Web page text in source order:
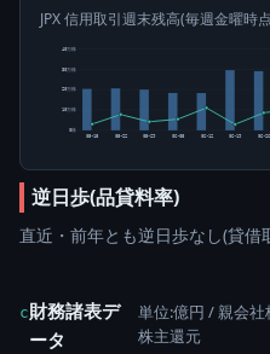
JPX 信用取引週末残高(毎週金曜時
0株
10万株
20万株
30万株
40万株
05-15 05-22 05-29 06-05 06-12 06-19 06-26
逆日歩(品貸料率)
直近・前年とも逆日歩なし(貸借
c財務諸表デ
ータ
単位:億円 / 親会
株主還元